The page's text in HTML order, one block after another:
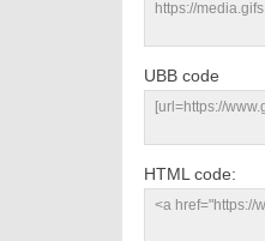
UBB code
HTML code: